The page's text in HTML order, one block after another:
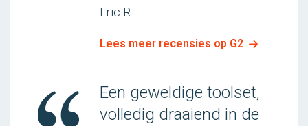
Eric R
Lees meer recensies op G2
Een geweldige toolset,
volledig draaiend in de